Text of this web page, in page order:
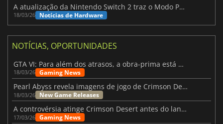
A atualização da Nintendo Switch 2 traz o Modo Portátil aos jogos mais antigos da Switch
18/03/26 Notícias de Hardware
NOTÍCIAS, OPORTUNIDADES
GTA VI: Para além dos atrasos, a obra-prima está quase a chegar
18/03/26 Gaming News
Pearl Abyss revela imagens de jogo de Crimson Desert para a PS5
18/03/26 New Game Releases
A controvérsia atinge Crimson Desert antes do lançamento
17/03/26 Gaming News